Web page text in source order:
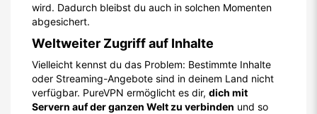
wird. Dadurch bleibst du auch in solchen Momenten
abgesichert.
Weltweiter Zugriff auf Inhalte
Vielleicht kennst du das Problem: Bestimmte Inhalte
oder Streaming-Angebote sind in deinem Land nicht
verfügbar. PureVPN ermöglicht es dir, dich mit
Servern auf der ganzen Welt zu verbinden und so